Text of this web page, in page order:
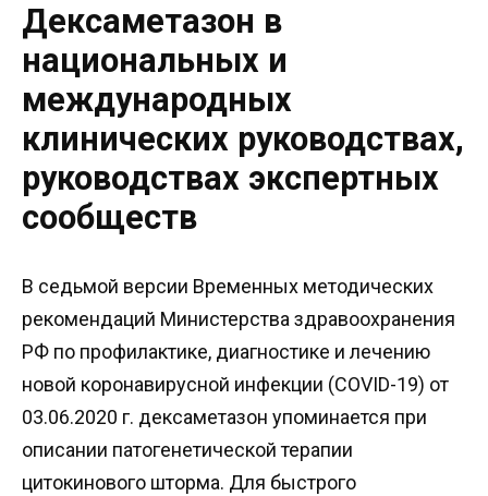
Дексаметазон в
национальных и
международных
клинических руководствах,
руководствах экспертных
сообществ
В седьмой версии Временных методических
рекомендаций Министерства здравоохранения
РФ по профилактике, диагностике и лечению
новой коронавирусной инфекции (COVID-19) от
03.06.2020 г. дексаметазон упоминается при
описании патогенетической терапии
цитокинового шторма. Для быстрого